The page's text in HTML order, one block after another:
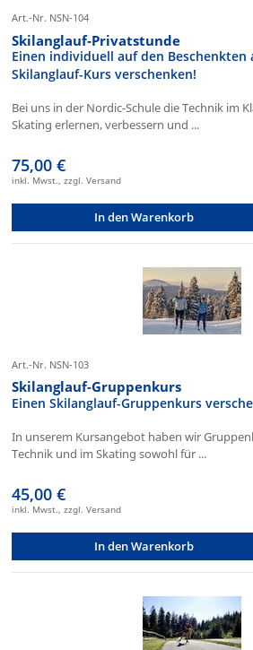
Art.-Nr. NSN-104
Skilanglauf-Privatstunde
Einen individuell auf den Beschenkten
Skilanglauf-Kurs verschenken!
Bei uns in der Nordic-Schule die Technik im
Skating erlernen, verbessern und ...
75,00 €
inkl. Mwst., zzgl. Versand
In den Warenkorb
Art.-Nr. NSN-103
Skilanglauf-Gruppenkurs
Einen Skilanglauf-Gruppenkurs
In unserem Kursangebot haben wir
Technik und im Skating sowohl für ...
45,00 €
inkl. Mwst., zzgl. Versand
In den Warenkorb